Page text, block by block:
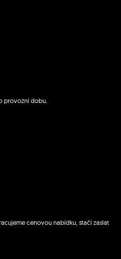
provozní dobu.
cenovou nabídku, stačí zaslat